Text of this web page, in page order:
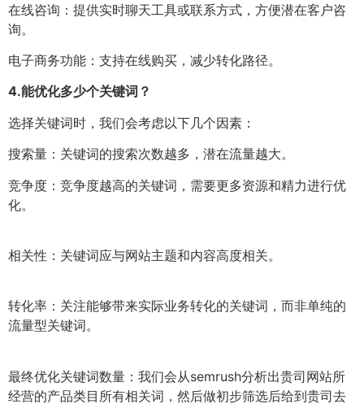
在线咨询：提供实时聊天工具或联系方式，方便潜在客户咨
询。
电子商务功能：支持在线购买，减少转化路径。
4.能优化多少个关键词？
选择关键词时，我们会考虑以下几个因素：
搜索量：关键词的搜索次数越多，潜在流量越大。
竞争度：竞争度越高的关键词，需要更多资源和精力进行优
化。
相关性：关键词应与网站主题和内容高度相关。
转化率：关注能够带来实际业务转化的关键词，而非单纯的
流量型关键词。
最终优化关键词数量：我们会从semrush分析出贵司网站所
经营的产品类目所有相关词，然后做初步筛选后给到贵司去